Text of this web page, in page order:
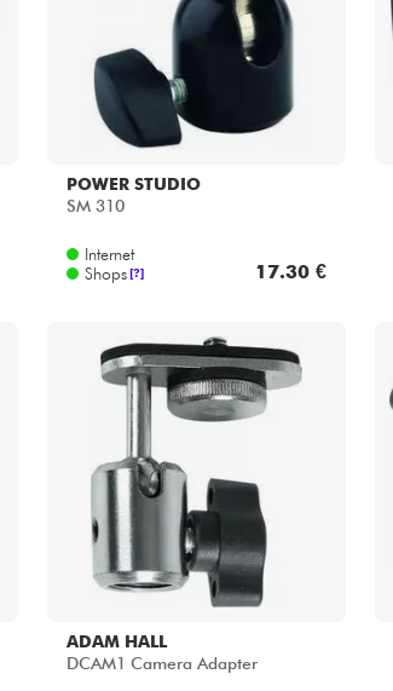
POWER STUDIO
SM 310
Internet
Shops [?] 17.30 €
ADAM HALL
DCAM1 Camera Adapter